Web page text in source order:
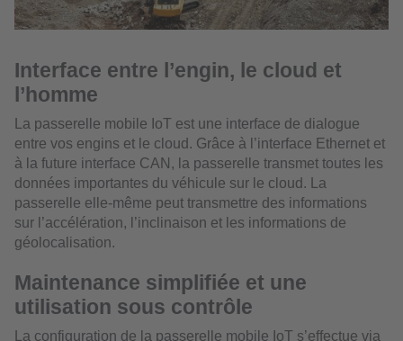
Interface entre l’engin, le cloud et
l’homme
La passerelle mobile IoT est une interface de dialogue
entre vos engins et le cloud. Grâce à l’interface Ethernet et
à la future interface CAN, la passerelle transmet toutes les
données importantes du véhicule sur le cloud. La
passerelle elle-même peut transmettre des informations
sur l’accélération, l’inclinaison et les informations de
géolocalisation.
Maintenance simplifiée et une
utilisation sous contrôle
La configuration de la passerelle mobile IoT s’effectue via